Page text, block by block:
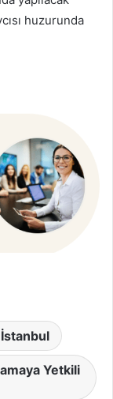
huzurunda
Yetkili